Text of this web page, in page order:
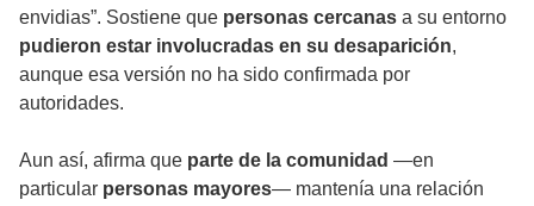
envidias”. Sostiene que personas cercanas a su entorno
pudieron estar involucradas en su desaparición,
aunque esa versión no ha sido confirmada por
autoridades.
Aun así, afirma que parte de la comunidad —en
particular personas mayores— mantenía una relación